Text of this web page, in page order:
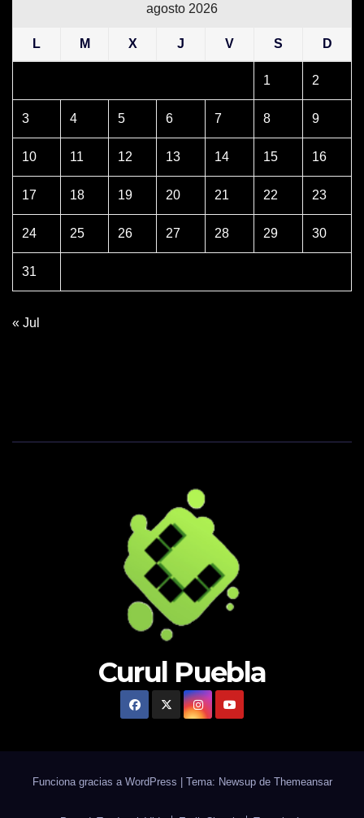
agosto 2026
L M X J V S D
1 2
3 4 5 6 7 8 9
10 11 12 13 14 15 16
17 18 19 20 21 22 23
24 25 26 27 28 29 30
31
« Jul
Curul Puebla
Funciona gracias a WordPress Tema: Newsup de Themeansar